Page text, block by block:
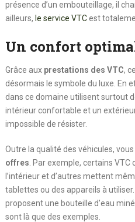
présence d’un embouteillage, il
ailleurs, le service VTCest
Un confort
Grâce aux prestations des VTC,
désormais le symbole du luxe. En
dans ce domaine utilisent surtout
intérieur confortable et un
impossible de résister.
Outre la qualité des véhicules,
offres . Par exemple, certains
l’intérieur et d’autres mettent
tablettes ou des appareils à utiliser.
proposent une bouteille d’eau
sont là que des exemples.